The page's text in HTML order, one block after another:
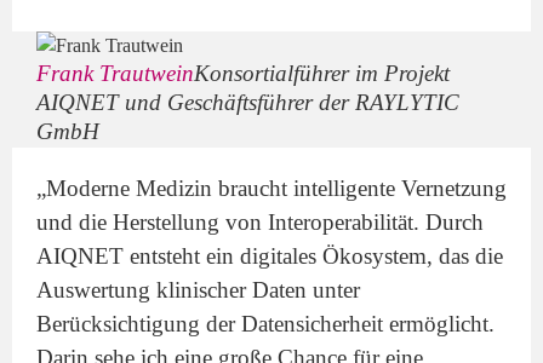
Frank TrautweinKonsortialführer im Projekt
AIQNET und Geschäftsführer der RAYLYTIC
GmbH
„Moderne Medizin braucht intelligente Vernetzung
und die Herstellung von Interoperabilität. Durch
AIQNET entsteht ein digitales Ökosystem, das die
Auswertung klinischer Daten unter
Berücksichtigung der Datensicherheit ermöglicht.
Darin sehe ich eine große Chance für eine